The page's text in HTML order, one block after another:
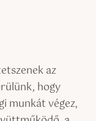
az
hogy
munkát végez,